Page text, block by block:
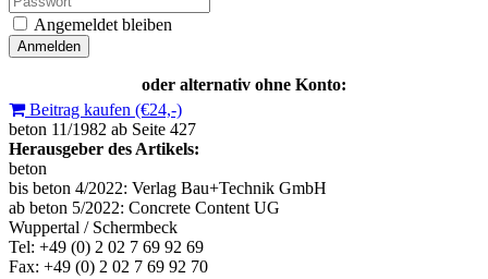
Angemeldet bleiben
oder alternativ ohne Konto:
Beitrag kaufen (€24,-)
beton 11/1982 ab Seite 427
Herausgeber des Artikels:
beton
bis beton 4/2022: Verlag Bau+Technik GmbH
ab beton 5/2022: Concrete Content UG
Wuppertal / Schermbeck
Tel: +49 (0) 2 02 7 69 92 69
Fax: +49 (0) 2 02 7 69 92 70